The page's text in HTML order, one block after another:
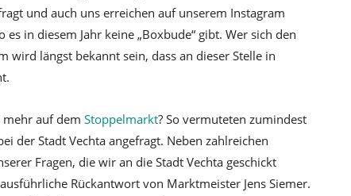
und auch uns erreichen auf unserem Instagram
in diesem Jahr keine „Boxbude“ gibt. Wer sich den
wird längst bekannt sein, dass an dieser Stelle in
mehr auf dem Stoppelmarkt? So vermuteten zumindest
der Stadt Vechta angefragt. Neben zahlreichen
Fragen, die wir an die Stadt Vechta geschickt
Rückantwort von Marktmeister Jens Siemer.